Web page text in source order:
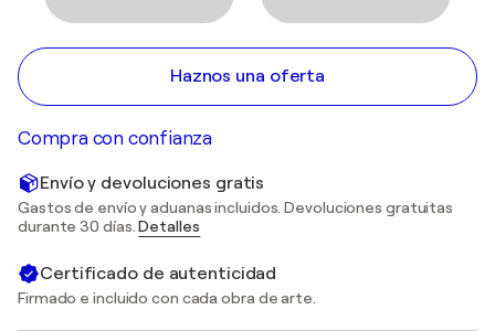
Haznos una oferta
Compra con confianza
Envío y devoluciones gratis
Gastos de envío y aduanas incluidos. Devoluciones gratuitas
durante 30 días.Detalles
Certificado de autenticidad
Firmado e incluido con cada obra de arte.